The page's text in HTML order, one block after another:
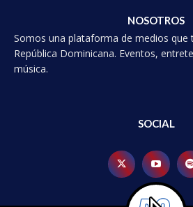
NOSOTROS
Somos una plataforma de medios que
República Dominicana. Eventos,
música.
SOCIAL